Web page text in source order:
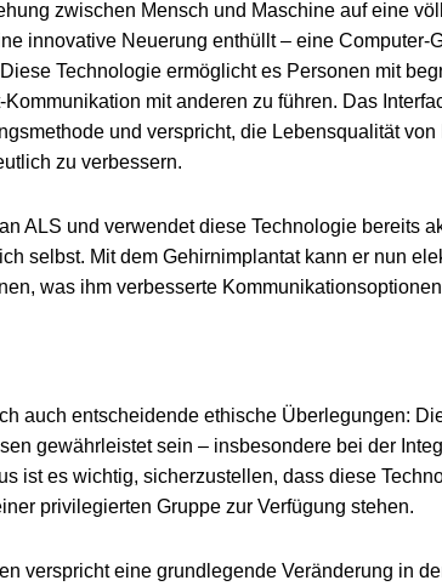
zwischen Mensch und Maschine auf eine
innovative Neuerung enthüllt – eine Computer-
Technologie ermöglicht es Personen mit
mit anderen zu führen. Das
und verspricht, die Lebensqualität von
zu verbessern.
ALS und verwendet diese Technologie bereits
selbst. Mit dem Gehirnimplantat kann er nun
was ihm verbesserte
auch entscheidende ethische Überlegungen:
gewährleistet sein – insbesondere bei der
ist es wichtig, sicherzustellen, dass diese
privilegierten Gruppe zur Verfügung stehen.
verspricht eine grundlegende Veränderung in